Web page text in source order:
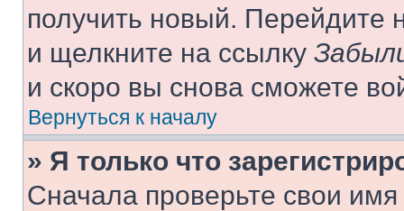
получить новый. Перейдите
и щелкните на ссылку
и скоро вы снова сможете
Вернуться к началу
» Я только что
Сначала проверьте свои